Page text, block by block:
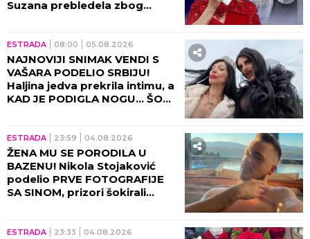
Suzana prebledela zbog
ESTRADA 08:00 05.08.2026
NAJNOVIJI SNIMAK VENDI S
VAŠARA PODELIO SRBIJU!
Haljina jedva prekrila intimu, a
KAD JE PODIGLA NOGU... ŠOK!
ESTRADA 23:59 04.08.2026
ŽENA MU SE PORODILA U
BAZENU! Nikola Stojaković
podelio PRVE FOTOGRAFIJE
SA SINOM, prizori šokirali
ESTRADA 23:33 04.08.2026